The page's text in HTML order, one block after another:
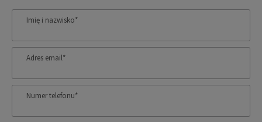
Imię i nazwisko*
Adres email*
Numer telefonu*